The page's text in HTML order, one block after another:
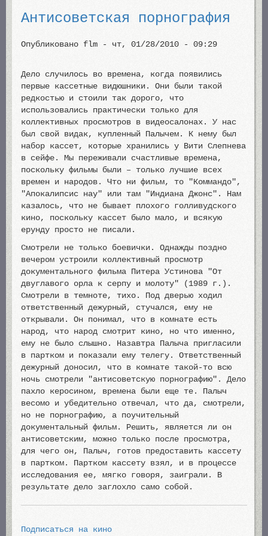
Антисоветская порнография
Опубликовано flm - чт, 01/28/2010 - 09:29
Дело случилось во времена, когда появились
первые кассетные видюшники. Они были такой
редкостью и стоили так дорого, что
использовались практически только для
коллективных просмотров в видеосалонах. У нас
был свой видак, купленный Палычем. К нему был
набор кассет, которые хранились у Вити Слепнева
в сейфе. Мы переживали счастливые времена,
поскольку фильмы были – только лучшие всех
времен и народов. Что ни фильм, то "Коммандо",
"Апокалипсис нау" или там "Индиана Джонс". Нам
казалось, что не бывает плохого голливудского
кино, поскольку кассет было мало, и всякую
ерунду просто не писали.
Смотрели не только боевички. Однажды поздно
вечером устроили коллективный просмотр
документального фильма Питера Устинова "От
двуглавого орла к серпу и молоту" (1989 г.).
Смотрели в темноте, тихо. Под дверью ходил
ответственный дежурный, стучался, ему не
открывали. Он понимал, что в комнате есть
народ, что народ смотрит кино, но что именно,
ему не было слышно. Назавтра Палыча пригласили
в партком и показали ему телегу. Ответственный
дежурный доносил, что в комнате такой-то всю
ночь смотрели "антисоветскую порнографию". Дело
пахло керосином, времена были еще те. Палыч
весомо и убедительно отвечал, что да, смотрели,
но не порнографию, а поучительный
документальный фильм. Решить, является ли он
антисоветским, можно только после просмотра,
для чего он, Палыч, готов предоставить кассету
в партком. Партком кассету взял, и в процессе
исследования ее, мягко говоря, заиграли. В
результате дело заглохло само собой.
Подписаться на кино